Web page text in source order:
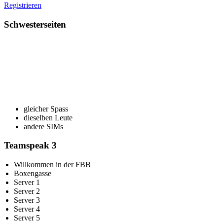
Registrieren
Schwesterseiten
gleicher Spass
dieselben Leute
andere SIMs
Teamspeak 3
Willkommen in der FBB
Boxengasse
Server 1
Server 2
Server 3
Server 4
Server 5